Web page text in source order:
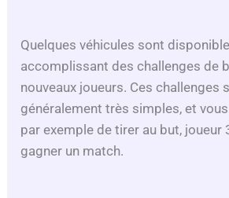
Quelques véhicules sont
accomplissant des challenges de
nouveaux joueurs. Ces challenges
généralement très simples, et
par exemple de tirer au but, joueur
gagner un match.